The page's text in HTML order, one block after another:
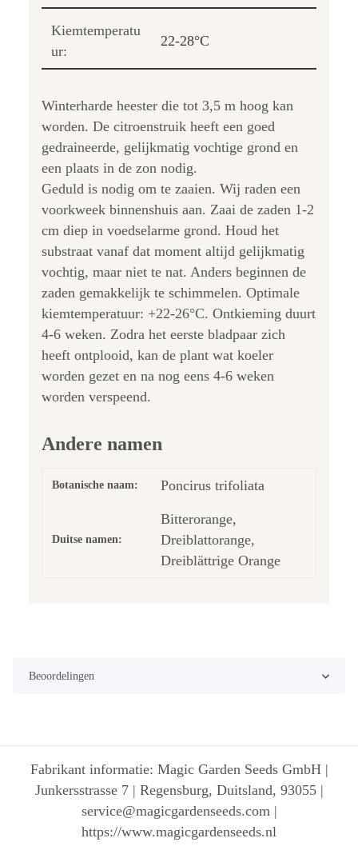
Kiemtemperatu
ur:
22-28°C
Winterharde heester die tot 3,5 m hoog kan
worden. De citroenstruik heeft een goed
gedraineerde, gelijkmatig vochtige grond en
een plaats in de zon nodig.
Geduld is nodig om te zaaien. Wij raden een
voorkweek binnenshuis aan. Zaai de zaden 1-2
cm diep in voedselarme grond. Houd het
substraat vanaf dat moment altijd gelijkmatig
vochtig, maar niet te nat. Anders beginnen de
zaden gemakkelijk te schimmelen. Optimale
kiemtemperatuur: +22-26°C. Ontkieming duurt
4-6 weken. Zodra het eerste bladpaar zich
heeft ontplooid, kan de plant wat koeler
worden gezet en na nog eens 4-6 weken
worden verspeend.
Andere namen
Botanische naam: Poncirus trifoliata
Duitse namen:
Bitterorange,
Dreiblattorange,
Dreiblättrige Orange
Beoordelingen
Fabrikant informatie: Magic Garden Seeds GmbH |
Junkersstrasse 7 | Regensburg, Duitsland, 93055 |
service@magicgardenseeds.com |
https://www.magicgardenseeds.nl